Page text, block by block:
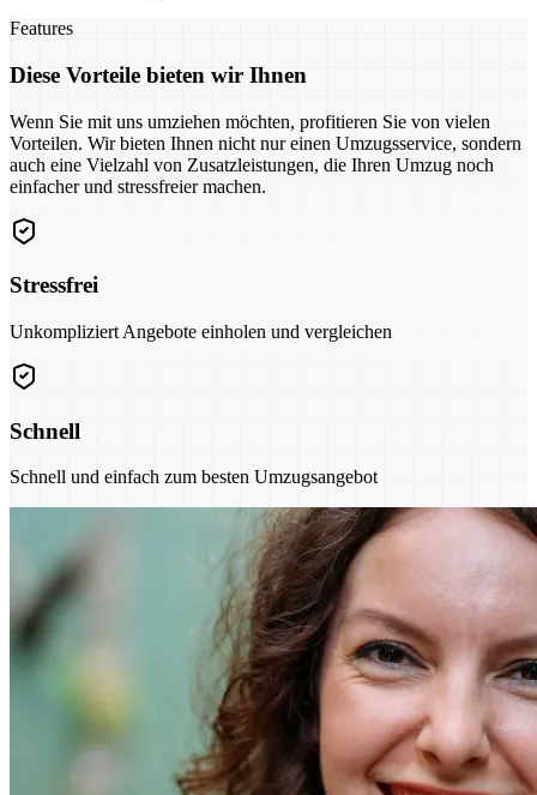
Features
Diese Vorteile bieten wir Ihnen
Wenn Sie mit uns umziehen möchten, profitieren Sie von vielen
Vorteilen. Wir bieten Ihnen nicht nur einen Umzugsservice, sondern
auch eine Vielzahl von Zusatzleistungen, die Ihren Umzug noch
einfacher und stressfreier machen.
Stressfrei
Unkompliziert Angebote einholen und vergleichen
Schnell
Schnell und einfach zum besten Umzugsangebot